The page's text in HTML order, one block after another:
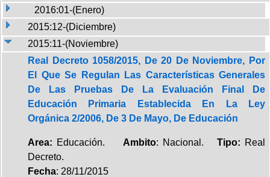
2016:01-(Enero)
2015:12-(Diciembre)
2015:11-(Noviembre)
Real Decreto 1058/2015, De 20 De Noviembre, Por
El Que Se Regulan Las Características Generales
De Las Pruebas De La Evaluación Final De
Educación Primaria Establecida En La Ley
Orgánica 2/2006, De 3 De Mayo, De Educación
Area: Educación. Ambito: Nacional. Tipo: Real
Decreto.
Fecha: 28/11/2015